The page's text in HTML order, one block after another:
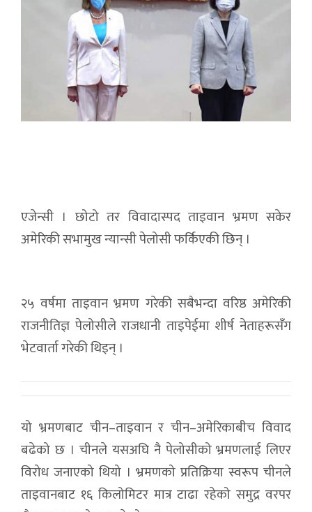
एजेन्सी । छोटो तर विवादास्पद ताइवान भ्रमण सकेर
अमेरिकी सभामुख न्यान्सी पेलोसी फर्किएकी छिन् ।
२५ वर्षमा ताइवान भ्रमण गरेकी सबैभन्दा वरिष्ठ अमेरिकी
राजनीतिज्ञ पेलोसीले राजधानी ताइपेईमा शीर्ष नेताहरूसँग
भेटवार्ता गरेकी थिइन् ।
यो भ्रमणबाट चीन–ताइवान र चीन–अमेरिकाबीच विवाद
बढेको छ । चीनले यसअघि नै पेलोसीको भ्रमणलाई लिएर
विरोध जनाएको थियो । भ्रमणको प्रतिक्रिया स्वरूप चीनले
ताइवानबाट १६ किलोमिटर मात्र टाढा रहेको समुद्र वरपर